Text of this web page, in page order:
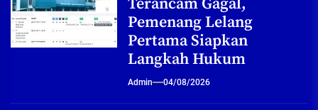
Pemenang Lelang
Pertama Siapkan
Langkah Hukum
Admin 04/08/2026